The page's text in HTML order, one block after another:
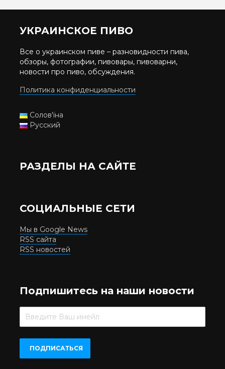
УКРАИНСКОЕ ПИВО
Все о украинском пиве – разновидности пива,
обзоры, фотографии, пивовары, пивоварни,
новости про пиво, обсуждения.
Политика конфиденциальности
Солов'їна
Русский
РАЗДЕЛЫ НА САЙТЕ
СОЦИАЛЬНЫЕ СЕТИ
Мы в Google News
RSS сайта
RSS новостей
Подпишитесь на наши новости